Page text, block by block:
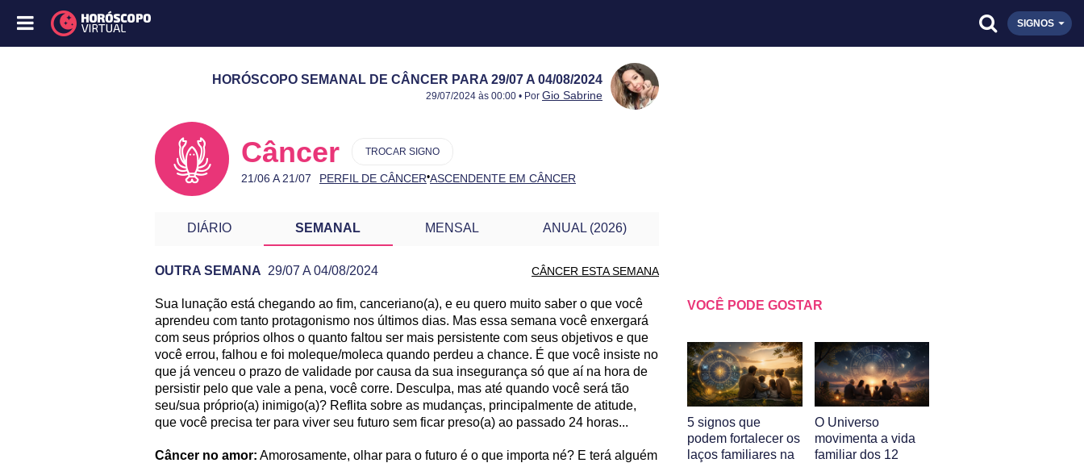
SIGNOS
HORÓSCOPO SEMANAL DE CÂNCER PARA 29/07 A 04/08/2024
Publicado:
29/07 a 04/08/2024
Atualizado:
29/07 a 04/08/2024
29/07/2024 às 00:00 • Por Gio Sabrine
Câncer
21/06 A 21/07 PERFIL DE CÂNCER•ASCENDENTE EM CÂNCER
TROCAR SIGNO
DIÁRIO SEMANAL MENSAL ANUAL (2026)
OUTRA SEMANA 29/07 A 04/08/2024 CÂNCER ESTA SEMANA
PREVISÃO DE CÂNCER PARA OUTRA SEMANA
Sua lunação está chegando ao fim, canceriano(a), e eu quero muito saber o que você
aprendeu com tanto protagonismo nos últimos dias. Mas essa semana você enxergará
com seus próprios olhos o quanto faltou ser mais persistente com seus objetivos e que
você errou, falhou e foi moleque/moleca quando perdeu a chance. É que você insiste no
que já venceu o prazo de validade por causa da sua insegurança só que aí na hora de
persistir pelo que vale a pena, você corre. Desculpa, mas até quando você será tão
seu/sua próprio(a) inimigo(a)? Reflita sobre as mudanças, principalmente de atitude,
que você precisa ter para viver seu futuro sem ficar preso(a) ao passado 24 horas...
Câncer no amor: Amorosamente, olhar para o futuro é o que importa né? E terá alguém
VOCÊ PODE GOSTAR
5 signos que
podem fortalecer os
laços familiares na
O Universo
movimenta a vida
familiar dos 12